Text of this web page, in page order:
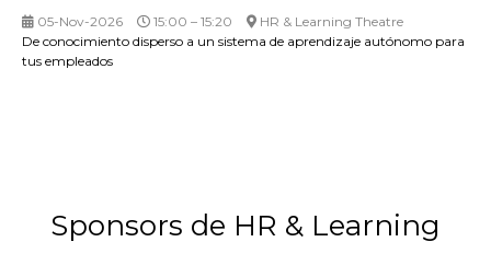
05-Nov-2026
15:00 – 15:20
HR & Learning Theatre
De conocimiento disperso a un sistema de aprendizaje autónomo para
tus empleados
Sponsors de HR & Learning